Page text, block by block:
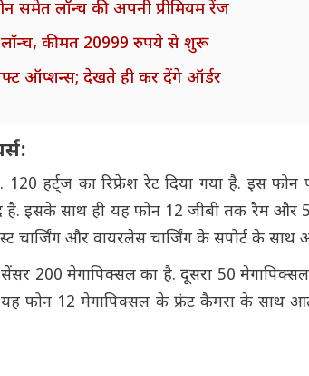
समेत लॉन्च की अपनी प्रीमियम रेंज
कीमत 20999 रुपये से शुरू
ऑप्शन्स; देखते ही कर देंगे ऑर्डर
हर्ट्ज का रिफ्रेश रेट दिया गया है. इस फोन
है. इसके साथ ही यह फोन 12 जीबी तक रैम
चार्जिंग और वायरलेस चार्जिंग के सपोर्ट के साथ
200 मेगापिक्सल का है. दूसरा 50
फोन 12 मेगापिक्सल के फ्रंट कैमरा के साथ